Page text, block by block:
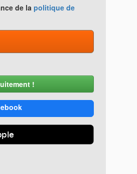
de la politique de
!